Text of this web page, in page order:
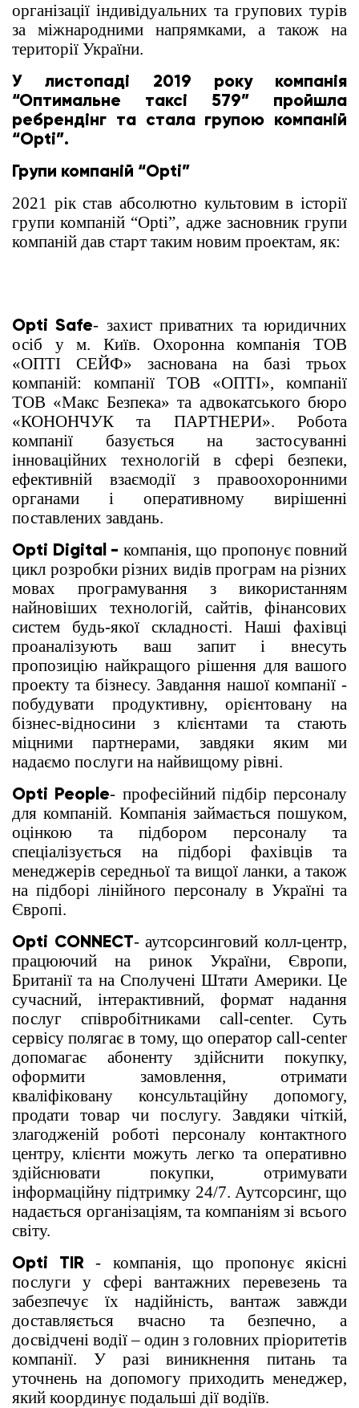
організації індивідуальних та групових турів
за міжнародними напрямками, а також на
території України.
У листопаді 2019 року компанія
“Оптимальне таксі 579” пройшла
ребрендінг та стала групою компаній
“Opti”.
Групи компаній “Opti”
2021 рік став абсолютно культовим в історії
групи компаній “Opti”, адже засновник групи
компаній дав старт таким новим проектам, як:
Opti Safe- захист приватних та юридичних
осіб у м. Київ. Охоронна компанія ТОВ
«ОПТІ СЕЙФ» заснована на базі трьох
компаній: компанії ТОВ «ОПТІ», компанії
ТОВ «Макс Безпека» та адвокатського бюро
«КОНОНЧУК та ПАРТНЕРИ». Робота
компанії базується на застосуванні
інноваційних технологій в сфері безпеки,
ефективній взаємодії з правоохоронними
органами і оперативному вирішенні
поставлених завдань.
Opti Digital - компанія, що пропонує повний
цикл розробки різних видів програм на різних
мовах програмування з використанням
найновіших технологій, сайтів, фінансових
систем будь-якої складності. Наші фахівці
проаналізують ваш запит і внесуть
пропозицію найкращого рішення для вашого
проекту та бізнесу. Завдання нашої компанії -
побудувати продуктивну, орієнтовану на
бізнес-відносини з клієнтами та стають
міцними партнерами, завдяки яким ми
надаємо послуги на найвищому рівні.
Opti People- професійний підбір персоналу
для компаній. Компанія займається пошуком,
оцінкою та підбором персоналу та
спеціалізується на підборі фахівців та
менеджерів середньої та вищої ланки, а також
на підборі лінійного персоналу в Україні та
Європі.
Opti CONNECT- аутсорсинговий колл-центр,
працюючий на ринок України, Європи,
Британії та на Сполучені Штати Америки. Це
сучасний, інтерактивний, формат надання
послуг співробітниками call-center. Суть
сервісу полягає в тому, що оператор call-center
допомагає абоненту здійснити покупку,
оформити замовлення, отримати
кваліфіковану консультаційну допомогу,
продати товар чи послугу. Завдяки чіткій,
злагодженій роботі персоналу контактного
центру, клієнти можуть легко та оперативно
здійснювати покупки, отримувати
інформаційну підтримку 24/7. Аутсорсинг, що
надається організаціям, та компаніям зі всього
світу.
Opti TIR- компанія, що пропонує якісні
послуги у сфері вантажних перевезень та
забезпечує їх надійність, вантаж завжди
доставляється вчасно та безпечно, а
досвідчені водії – один з головних пріоритетів
компанії. У разі виникнення питань та
уточнень на допомогу приходить менеджер,
який координує подальші дії водіїв.